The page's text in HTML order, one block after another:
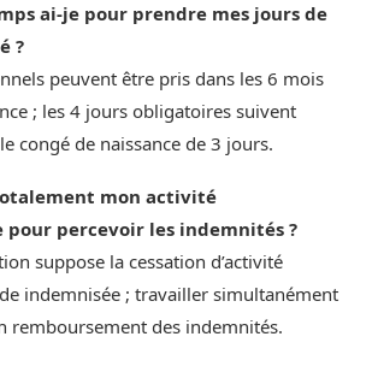
ai-je pour prendre mes jours de
?
peuvent être pris dans les 6 mois
; les 4 jours obligatoires suivent
congé de naissance de 3 jours.
mon activité
pour percevoir les indemnités ?
suppose la cessation d’activité
indemnisée ; travailler simultanément
remboursement des indemnités.